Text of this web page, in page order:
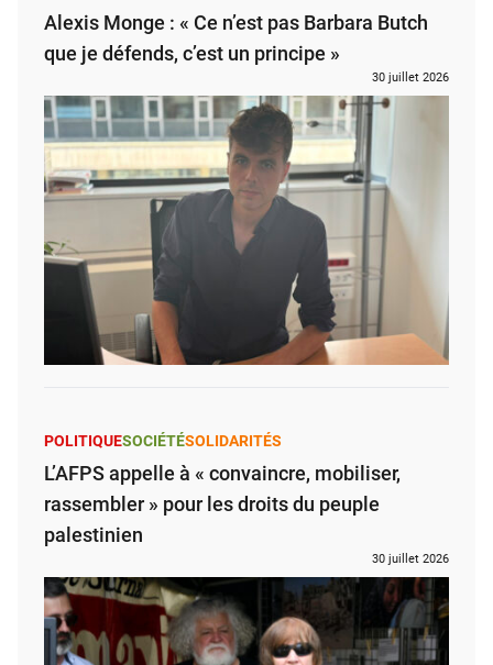
Alexis Monge : « Ce n’est pas Barbara Butch
que je défends, c’est un principe »
30 juillet 2026
POLITIQUESOCIÉTÉSOLIDARITÉS
L’AFPS appelle à « convaincre, mobiliser,
rassembler » pour les droits du peuple
palestinien
30 juillet 2026